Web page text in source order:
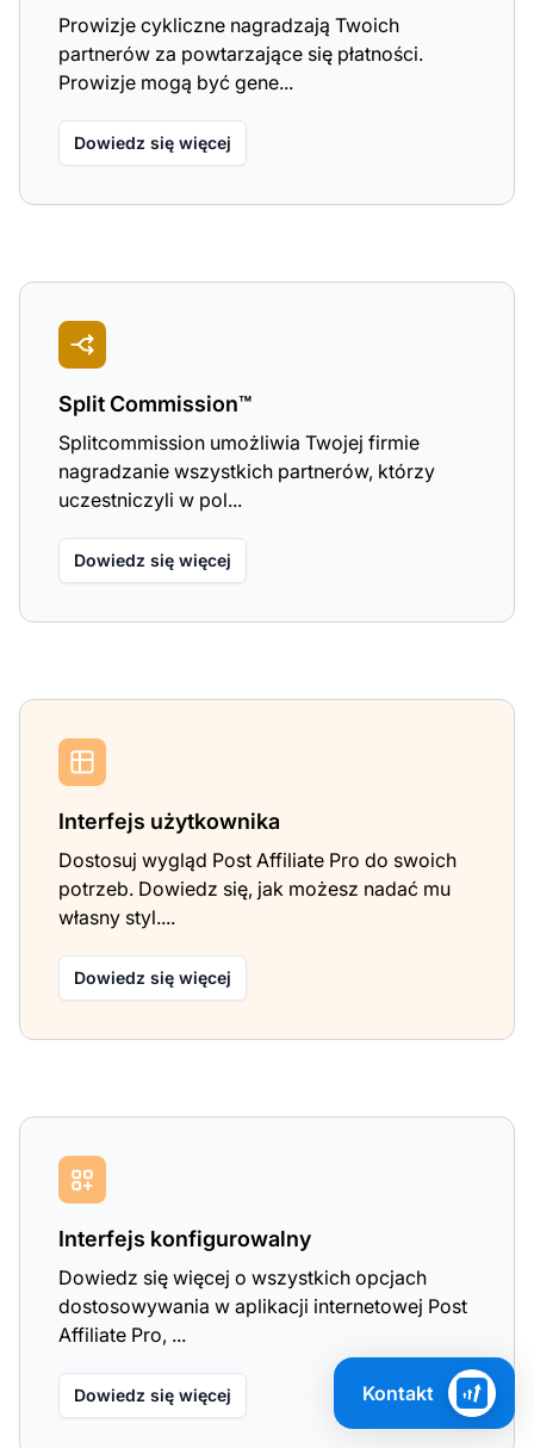
Prowizje cykliczne nagradzają Twoich
partnerów za powtarzające się płatności.
Prowizje mogą być gene...
Dowiedz się więcej
Split Commission™
Splitcommission umożliwia Twojej firmie
nagradzanie wszystkich partnerów, którzy
uczestniczyli w pol...
Dowiedz się więcej
Interfejs użytkownika
Dostosuj wygląd Post Affiliate Pro do swoich
potrzeb. Dowiedz się, jak możesz nadać mu
własny styl....
Dowiedz się więcej
Interfejs konfigurowalny
Dowiedz się więcej o wszystkich opcjach
dostosowywania w aplikacji internetowej Post
Affiliate Pro, ...
Dowiedz się więcej Kontakt